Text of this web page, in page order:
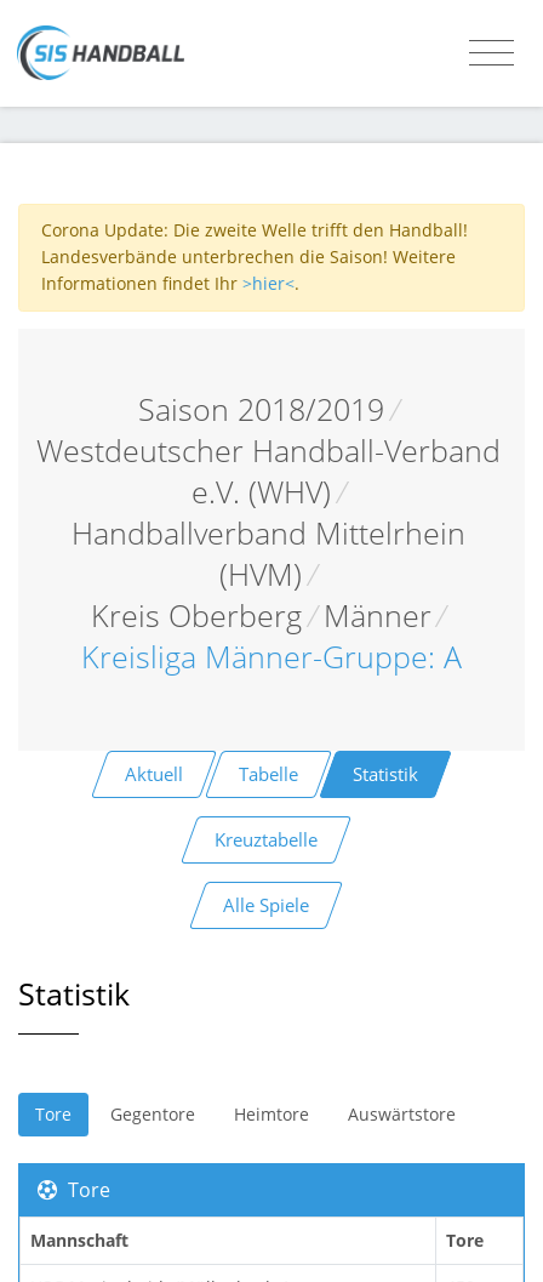
Corona Update: Die zweite Welle trifft den Handball!
Landesverbände unterbrechen die Saison! Weitere
Informationen findet Ihr >hier<.
Saison 2018/2019/
Westdeutscher Handball-Verband
e.V. (WHV)/
Handballverband Mittelrhein
(HVM)/
Kreis Oberberg/ Männer/
Kreisliga Männer-Gruppe: A
Aktuell Tabelle Statistik
Kreuztabelle
Alle Spiele
Statistik
Tore Gegentore Heimtore Auswärtstore
Tore
Mannschaft Tore